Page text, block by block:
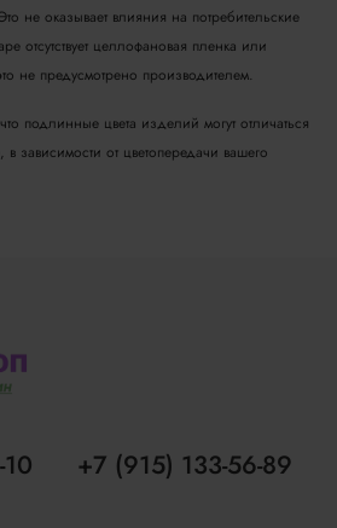
не оказывает влияния на потребительские
отсутствует целлофановая пленка или
не предусмотрено производителем.
подлинные цвета изделий могут отличаться
в зависимости от цветопередачи вашего
+7 (915) 133-56-89